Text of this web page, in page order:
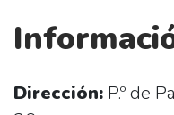
Dirección: P.º de